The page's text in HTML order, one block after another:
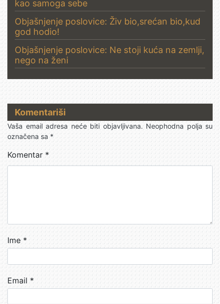
kao samoga sebe
Objašnjenje poslovice: Živ bio,srećan bio,kud
god hodio!
Objašnjenje poslovice: Ne stoji kuća na zemlji,
nego na ženi
Komentariši
Vaša email adresa neće biti objavljivana. Neophodna polja su
označena sa*
Komentar *
Ime*
Email*